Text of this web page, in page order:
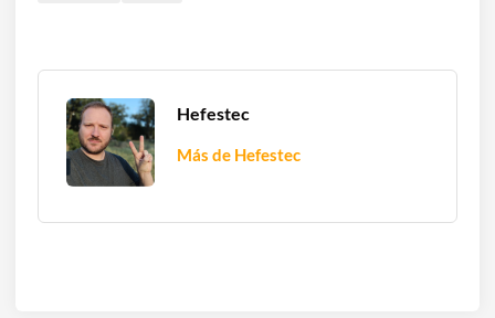
Hefestec
Más de Hefestec